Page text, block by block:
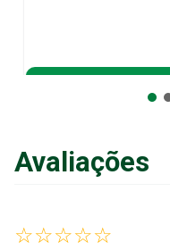
Avaliações
☆☆☆☆☆